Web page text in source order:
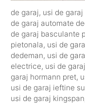
de garaj, usi de
de garaj automate
de garaj basculante
pietonala, usi de
dedeman, usi de
electrice, usi de
garaj hormann pret,
usi de garaj ieftine
usi de garaj kingspan